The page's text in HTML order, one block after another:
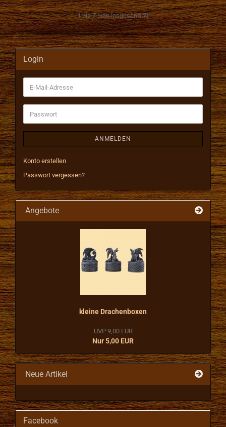
1bis7(von insgesamt7)
Login
E-
Mail-
Adresse
Passwort
ANMELDEN
Konto erstellen
Passwort vergessen?
Angebote
kleine Drachenboxen
UVP 9,00 EUR
Nur 5,00 EUR
Neue Artikel
Facebook